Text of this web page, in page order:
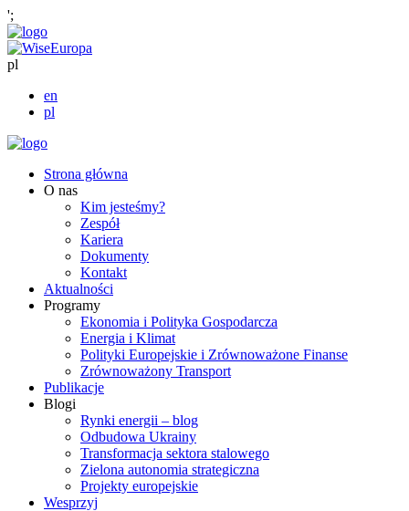
';
pl
en
pl
Strona główna
O nas
Kim jesteśmy?
Zespół
Kariera
Dokumenty
Kontakt
Aktualności
Programy
Ekonomia i Polityka Gospodarcza
Energia i Klimat
Polityki Europejskie i Zrównoważone Finanse
Zrównoważony Transport
Publikacje
Blogi
Rynki energii – blog
Odbudowa Ukrainy
Transformacja sektora stalowego
Zielona autonomia strategiczna
Projekty europejskie
Wesprzyj